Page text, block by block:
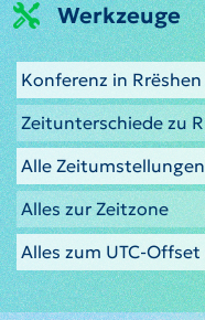
Werkzeuge
Konferenz in
Zeitunterschiede zu
Alle
Alles zur Zeitzone
Alles zum UTC-Offset